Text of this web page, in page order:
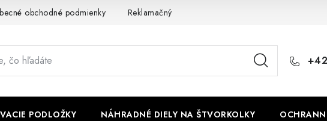
obchodné podmienky Reklamačný poriadok - formulár
PODLOŽKY NÁHRADNÉ DIELY NA ŠTVORKOLKY